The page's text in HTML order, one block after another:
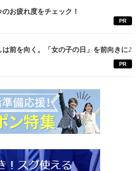
お疲れ度をチェック！
PR
は前を向く。「女の子の日」を前向きに♪
PR